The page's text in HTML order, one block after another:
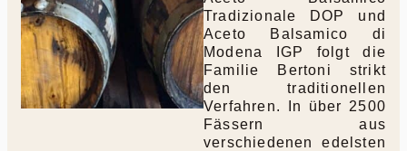
Tradizionale DOP und
Aceto Balsamico di
Modena IGP folgt die
Familie Bertoni strikt
den traditionellen
Verfahren. In über 2500
Fässern aus
verschiedenen edelsten